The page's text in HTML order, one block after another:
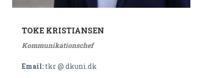
TOKE KRISTIANSEN
Kommunikationschef
Email: tkr @ dkuni.dk